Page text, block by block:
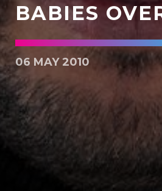
BABIES
06 MAY 2010